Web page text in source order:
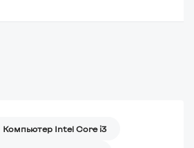
Компьютер Intel Core i3